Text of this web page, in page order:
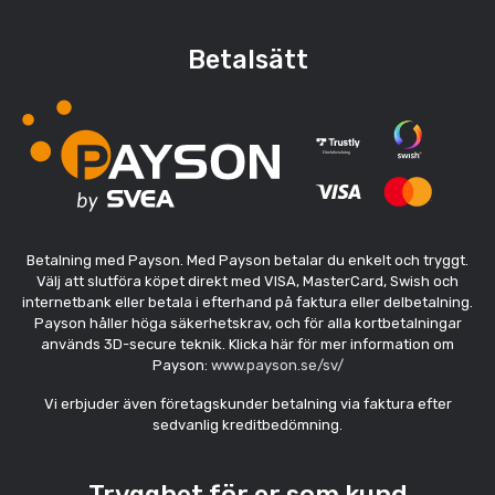
Betalsätt
Betalning med Payson. Med Payson betalar du enkelt och tryggt.
Välj att slutföra köpet direkt med VISA, MasterCard, Swish och
internetbank eller betala i efterhand på faktura eller delbetalning.
Payson håller höga säkerhetskrav, och för alla kortbetalningar
används 3D-secure teknik. Klicka här för mer information om
Payson: www.payson.se/sv/
Vi erbjuder även företagskunder betalning via faktura efter
sedvanlig kreditbedömning.